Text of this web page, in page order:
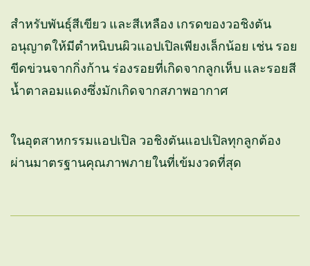
สำหรับพันธุ์สีเขียว และสีเหลือง เกรดของวอชิงตัน
อนุญาตให้มีตำหนิบนผิวแอปเปิลเพียงเล็กน้อย เช่น รอย
ขีดข่วนจากกิ่งก้าน ร่องรอยที่เกิดจากลูกเห็บ และรอยสี
น้ำตาลอมแดงซึ่งมักเกิดจากสภาพอากาศ
ในอุตสาหกรรมแอปเปิล วอชิงตันแอปเปิลทุกลูกต้อง
ผ่านมาตรฐานคุณภาพภายในที่เข้มงวดที่สุด